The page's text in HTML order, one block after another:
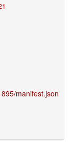
manifest.json